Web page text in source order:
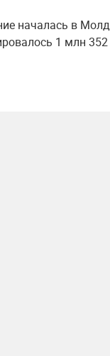
началась в
1 млн